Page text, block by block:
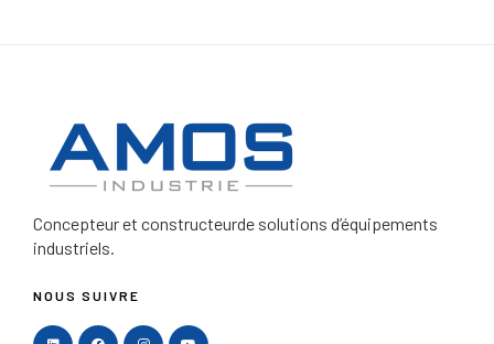
Concepteur et constructeurde solutions d’équipements
industriels.
NOUS SUIVRE